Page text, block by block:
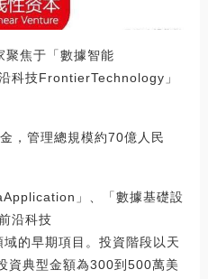
焦于「數據智能
科技FrontierTechnology」
，管理總規模約70億人民
」、「數據基礎設
沿科技
的早期項目。投資階段以天
資典型金額為300到500萬美